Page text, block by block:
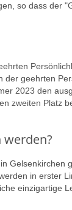
so dass der
geehrten
2023 den
zweiten Platz
Gelsenkirchen
in erster
einzigartige